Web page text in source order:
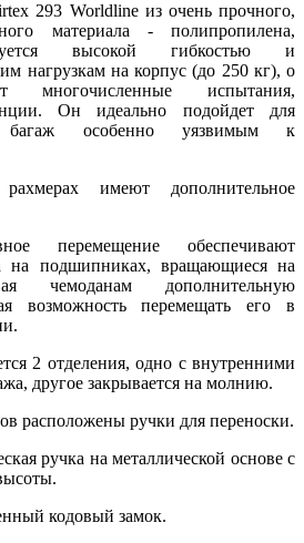
293 Worldline из очень прочного,
материала - полипропилена,
высокой гибкостью и
нагрузкам на корпус (до 250 кг), о
многочисленные испытания,
Он идеально подойдет для
багаж особенно уязвимым к
имеют дополнительное
перемещение обеспечивают
на подшипниках, вращающиеся на
чемоданам дополнительную
возможность перемещать его в
2 отделения, одно с внутренними
другое закрывается на молнию.
расположены ручки для переноски.
ручка на металлической основе с
кодовый замок.